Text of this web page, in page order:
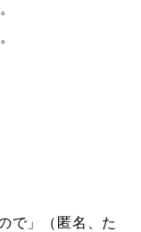
で」（匿名、た